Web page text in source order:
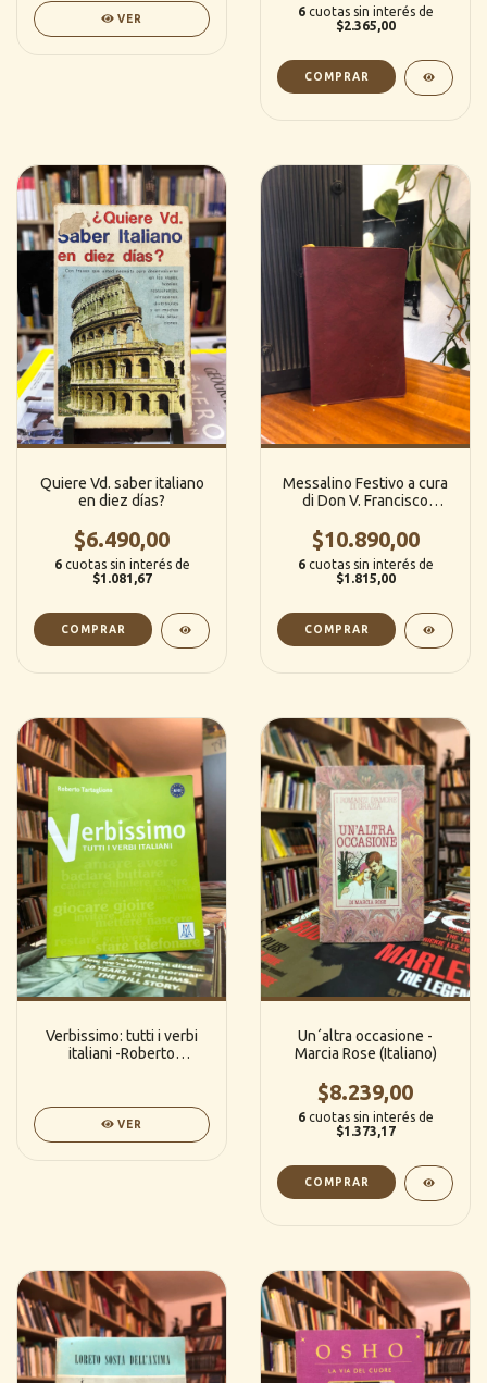
VER
6 cuotas sin interés de
$2.365,00
Quiere Vd. saber italiano
en diez días?
$6.490,00
6 cuotas sin interés de
$1.081,67
Messalino Festivo a cura
di Don V. Francisco
$10.890,00
6 cuotas sin interés de
$1.815,00
Verbissimo: tutti i verbi
italiani -Roberto
VER
Un´altra occasione -
Marcia Rose (Italiano)
$8.239,00
6 cuotas sin interés de
$1.373,17